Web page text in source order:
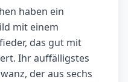
haben ein
mit einem
das gut mit
Ihr auffälligstes
der aus sechs